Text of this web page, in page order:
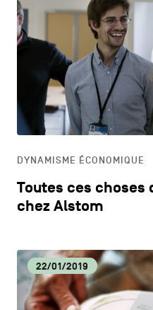
DYNAMISME ÉCONOMIQUE
Toutes ces choses
chez Alstom
22/01/2019